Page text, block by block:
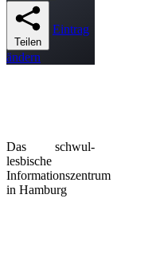
Teilen
Eintrag
ändern
Das schwul-
lesbische
Informationszentrum
in Hamburg